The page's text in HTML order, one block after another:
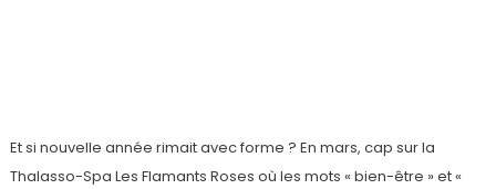
Et si nouvelle année rimait avec forme ? En mars, cap sur la
Thalasso-Spa Les Flamants Roses où les mots « bien-être » et «